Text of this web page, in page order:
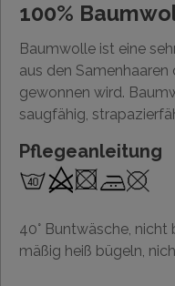
100%
Baumwolle ist eine
aus den
gewonnen wird.
saugfähig,
Pflegeanleitung
40° Buntwäsche,
mäßig heiß bügeln,